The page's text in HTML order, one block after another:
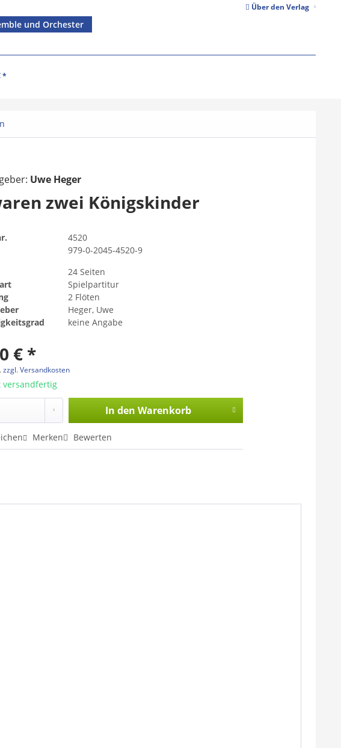
Über den Verlag
und Orchester
*
Uwe Heger
zwei Königskinder
4520
979-0-2045-4520-9
24 Seiten
Spielpartitur
2 Flöten
Heger, Uwe
keine Angabe
€ *
zzgl. Versandkosten
versandfertig
In den Warenkorb
Merken Bewerten